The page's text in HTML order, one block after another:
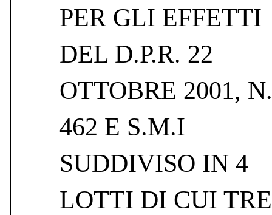
PER GLI EFFETTI
DEL D.P.R. 22
OTTOBRE 2001, N.
462 E S.M.I
SUDDIVISO IN 4
LOTTI DI CUI TRE